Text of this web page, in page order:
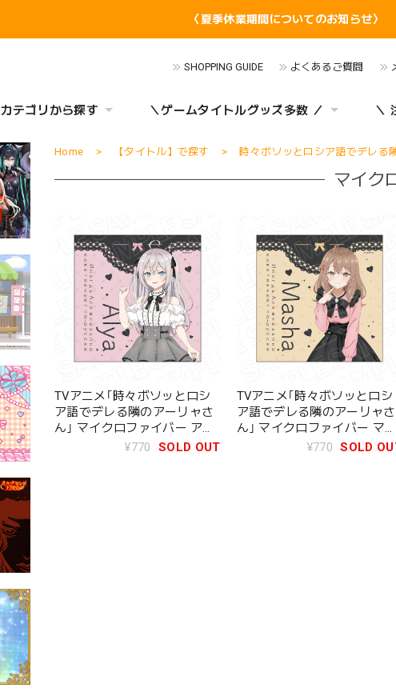
〈夏季休業期間についてのお知らせ〉
SHOPPING GUIDE よくあるご質問
カテゴリから探す ＼ゲームタイトルグッズ多数 ／ ＼
Home 【タイトル】で探す 時々ボソッとロシア語でデレる
マイク
TVアニメ｢時々ボソッとロシ
ア語でデレる隣のアーリャさ
ん｣ マイクロファイバー アリ
サ･ミハイロヴナ･九条 Kawaii
¥770 SOLD OUT
TVアニメ｢時々ボソッとロシ
ア語でデレる隣のアーリャさ
ん｣ マイクロファイバー マリ
ヤ･ミハイロヴナ･九条
¥770 SOLD